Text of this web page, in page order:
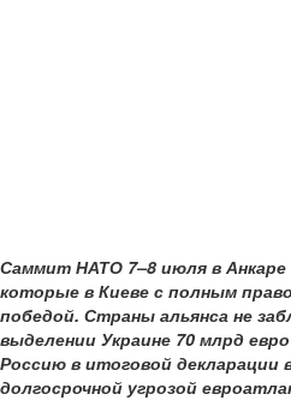
Саммит НАТО 7–8 июля в
которые в Киеве с полным
победой. Страны альянса не
выделении Украине 70 млрд
Россию в итоговой декларации
долгосрочной угрозой